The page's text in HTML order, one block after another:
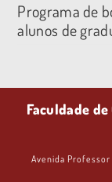
Programa de
alunos de
Faculdade
Avenida